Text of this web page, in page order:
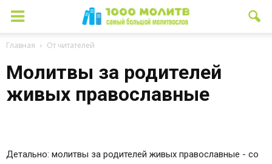
Главная От читателей
Молитвы за родителей
живых православные
Детально: молитвы за родителей живых православные - со